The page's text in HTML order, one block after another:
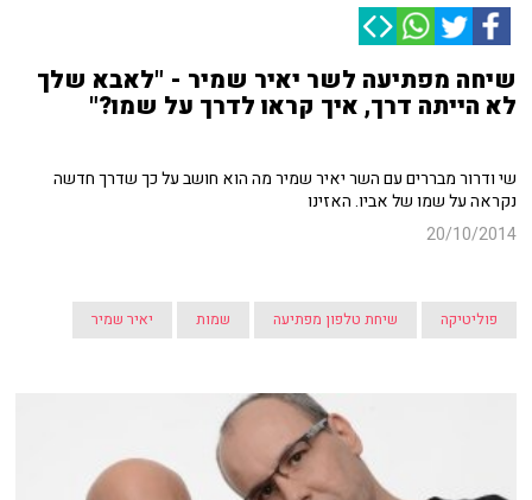
שיחה מפתיעה לשר יאיר שמיר - "לאבא שלך
לא הייתה דרך, איך קראו לדרך על שמו?"
שי ודרור מבררים עם השר יאיר שמיר מה הוא חושב על כך שדרך חדשה
נקראה על שמו של אביו. האזינו
20/10/2014
פוליטיקה שיחת טלפון מפתיעה שמות יאיר שמיר